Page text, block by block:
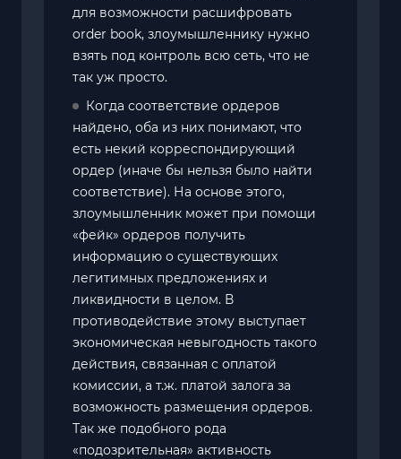
для возможности расшифровать
order book, злоумышленнику нужно
взять под контроль всю сеть, что не
так уж просто.
Когда соответствие ордеров
найдено, оба из них понимают, что
есть некий корреспондирующий
ордер (иначе бы нельзя было найти
соответствие). На основе этого,
злоумышленник может при помощи
«фейк» ордеров получить
информацию о существующих
легитимных предложениях и
ликвидности в целом. В
противодействие этому выступает
экономическая невыгодность такого
действия, связанная с оплатой
комиссии, а т.ж. платой залога за
возможность размещения ордеров.
Так же подобного рода
«подозрительная» активность